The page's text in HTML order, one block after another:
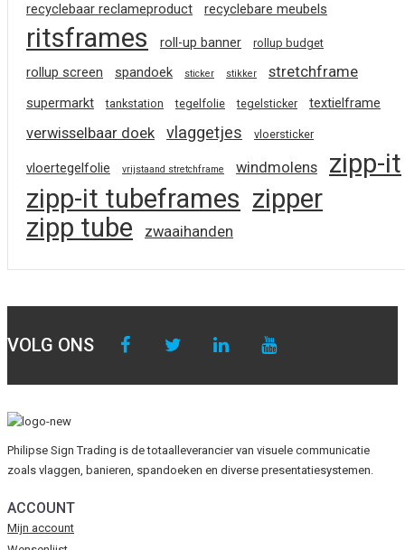
recyclebaar reclameproduct recyclebare meubels
ritsframes roll-up banner rollup budget
rollup screen spandoek sticker stikker stretchframe
supermarkt tankstation tegelfolie tegelsticker textielframe
verwisselbaar doek vlaggetjes vloersticker
vloertegelfolie vrijstaand stretchframe windmolens
zipp-it
zipp-it tubeframes zipper
zipp tube
zwaaihanden
VOLG ONS
Philipse Sign Trading is de totaalleverancier van visuele communicatie
zoals vlaggen, banieren, spandoeken en diverse presentatiesystemen.
ACCOUNT
Mijn account